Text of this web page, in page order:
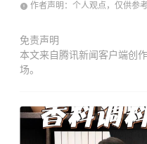
作者声明：个人观点，仅供参考
免责声明
本文来自腾讯新闻客户端创
场。